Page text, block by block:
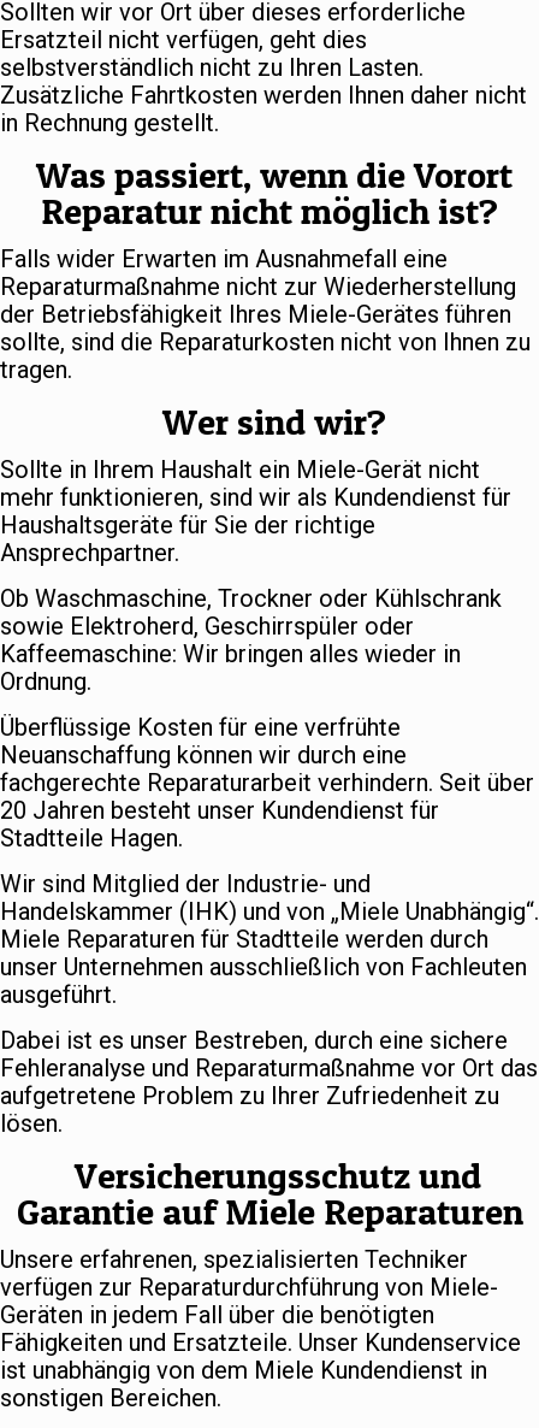
Sollten wir vor Ort über dieses erforderliche
Ersatzteil nicht verfügen, geht dies
selbstverständlich nicht zu Ihren Lasten.
Zusätzliche Fahrtkosten werden Ihnen daher nicht
in Rechnung gestellt.
Was passiert, wenn die Vorort
Reparatur nicht möglich ist?
Falls wider Erwarten im Ausnahmefall eine
Reparaturmaßnahme nicht zur Wiederherstellung
der Betriebsfähigkeit Ihres Miele-Gerätes führen
sollte, sind die Reparaturkosten nicht von Ihnen zu
tragen.
Wer sind wir?
Sollte in Ihrem Haushalt ein Miele-Gerät nicht
mehr funktionieren, sind wir als Kundendienst für
Haushaltsgeräte für Sie der richtige
Ansprechpartner.
Ob Waschmaschine, Trockner oder Kühlschrank
sowie Elektroherd, Geschirrspüler oder
Kaffeemaschine: Wir bringen alles wieder in
Ordnung.
Überflüssige Kosten für eine verfrühte
Neuanschaffung können wir durch eine
fachgerechte Reparaturarbeit verhindern. Seit über
20 Jahren besteht unser Kundendienst für
Stadtteile Hagen.
Wir sind Mitglied der Industrie- und
Handelskammer (IHK) und von „Miele Unabhängig“.
Miele Reparaturen für Stadtteile werden durch
unser Unternehmen ausschließlich von Fachleuten
ausgeführt.
Dabei ist es unser Bestreben, durch eine sichere
Fehleranalyse und Reparaturmaßnahme vor Ort das
aufgetretene Problem zu Ihrer Zufriedenheit zu
lösen.
Versicherungsschutz und
Garantie auf Miele Reparaturen
Unsere erfahrenen, spezialisierten Techniker
verfügen zur Reparaturdurchführung von Miele-
Geräten in jedem Fall über die benötigten
Fähigkeiten und Ersatzteile. Unser Kundenservice
ist unabhängig von dem Miele Kundendienst in
sonstigen Bereichen.